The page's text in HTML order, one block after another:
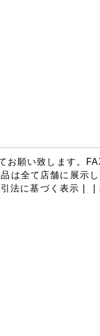
お願い致します。
は全て店舗に展示
法に基づく表示 |